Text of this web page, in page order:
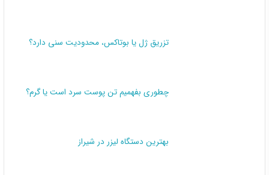
تزریق ژل یا بوتاکس، محدودیت سنی دارد؟
چطوری بفهمیم تن پوست سرد است یا گرم؟
بهترین دستگاه لیزر در شیراز